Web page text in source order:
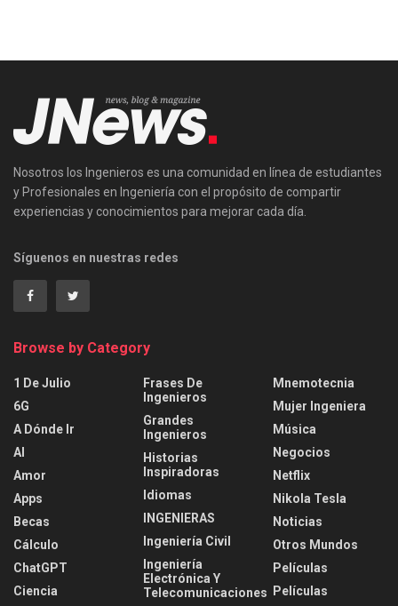
Nosotros los Ingenieros es una comunidad en línea de estudiantes
y Profesionales en Ingeniería con el propósito de compartir
experiencias y conocimientos para mejorar cada día.
Síguenos en nuestras redes
Browse by Category
1 De Julio
6G
A Dónde Ir
AI
Amor
Apps
Becas
Cálculo
ChatGPT
Ciencia
Frases De
Ingenieros
Grandes
Ingenieros
Historias
Inspiradoras
Idiomas
INGENIERAS
Ingeniería Civil
Ingeniería
Electrónica Y
Telecomunicaciones
Mnemotecnia
Mujer Ingeniera
Música
Negocios
Netflix
Nikola Tesla
Noticias
Otros Mundos
Películas
Películas